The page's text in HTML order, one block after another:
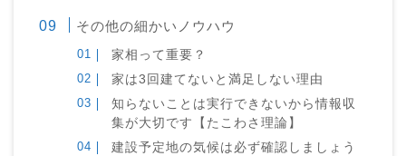
その他の細かいノウハウ
家相って重要？
家は3回建てないと満足しない理由
知らないことは実行できないから情報収
集が大切です【たこわさ理論】
建設予定地の気候は必ず確認しましょう